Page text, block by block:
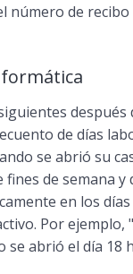
número de
después
de días
se abrió su
fines de semana y
en los días
Por ejemplo,
se abrió el día 18